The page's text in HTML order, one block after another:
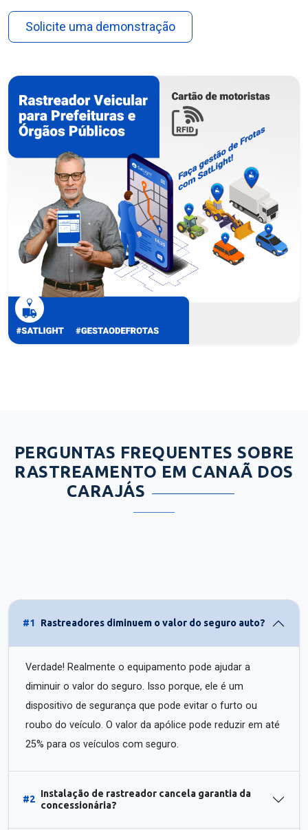
Solicite uma demonstração
PERGUNTAS FREQUENTES SOBRE
RASTREAMENTO EM CANAÃ DOS
CARAJÁS
#1 Rastreadores diminuem o valor do seguro auto?
Verdade! Realmente o equipamento pode ajudar a
diminuir o valor do seguro. Isso porque, ele é um
dispositivo de segurança que pode evitar o furto ou
roubo do veículo. O valor da apólice pode reduzir em até
25% para os veículos com seguro.
#2
Instalação de rastreador cancela garantia da
concessionária?